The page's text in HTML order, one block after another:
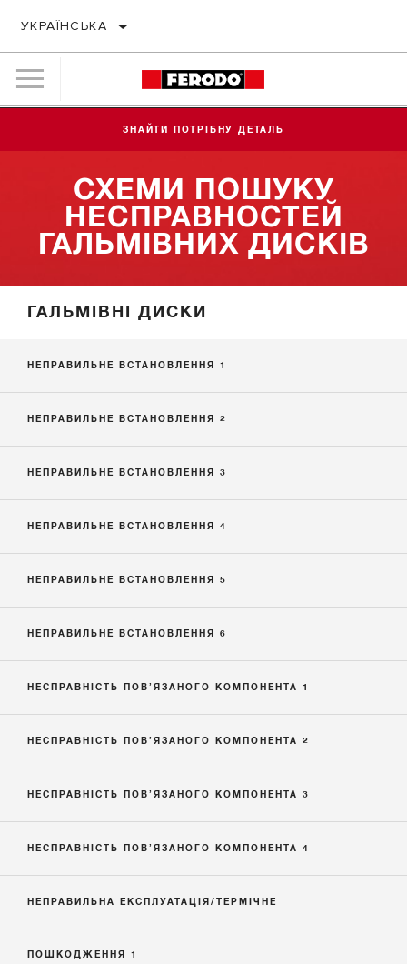
УКРАЇНСЬКА
ЗНАЙТИ ПОТРІБНУ ДЕТАЛЬ
СХЕМИ ПОШУКУ
НЕСПРАВНОСТЕЙ
ГАЛЬМІВНИХ ДИСКІВ
ГАЛЬМІВНІ ДИСКИ
НЕПРАВИЛЬНЕ ВСТАНОВЛЕННЯ 1
НЕПРАВИЛЬНЕ ВСТАНОВЛЕННЯ 2
НЕПРАВИЛЬНЕ ВСТАНОВЛЕННЯ 3
НЕПРАВИЛЬНЕ ВСТАНОВЛЕННЯ 4
НЕПРАВИЛЬНЕ ВСТАНОВЛЕННЯ 5
НЕПРАВИЛЬНЕ ВСТАНОВЛЕННЯ 6
НЕСПРАВНІСТЬ ПОВ’ЯЗАНОГО КОМПОНЕНТА 1
НЕСПРАВНІСТЬ ПОВ’ЯЗАНОГО КОМПОНЕНТА 2
НЕСПРАВНІСТЬ ПОВ’ЯЗАНОГО КОМПОНЕНТА 3
НЕСПРАВНІСТЬ ПОВ’ЯЗАНОГО КОМПОНЕНТА 4
НЕПРАВИЛЬНА ЕКСПЛУАТАЦІЯ/ТЕРМІЧНЕ
ПОШКОДЖЕННЯ 1